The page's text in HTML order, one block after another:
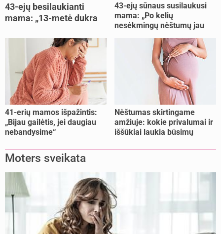
43-ejų besilaukianti
mama: „13-metė dukra
43-ejų sūnaus susilaukusi
mama: „Po kelių
nesėkmingų nėštumų jau
41-erių mamos išpažintis:
„Bijau gailėtis, jei daugiau
nebandysime“
Nėštumas skirtingame
amžiuje: kokie privalumai ir
iššūkiai laukia būsimų
Moters sveikata